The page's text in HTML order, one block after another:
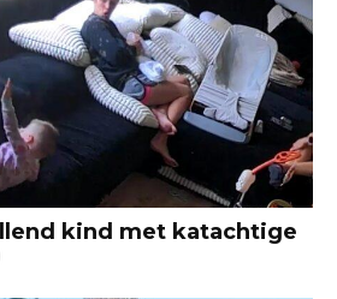
kind met katachtige